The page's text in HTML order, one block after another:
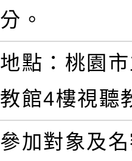
分。
地點：桃園
教館4樓視聽
參加對象及